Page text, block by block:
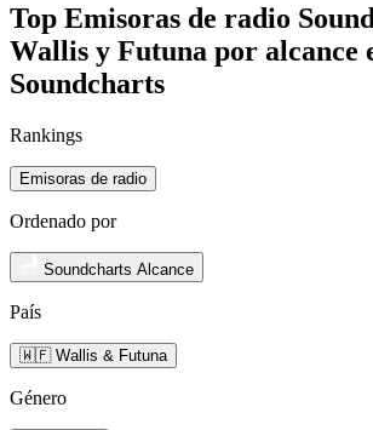
Top Emisoras de radio
Wallis y Futuna por alcance
Soundcharts
Rankings
Emisoras de radio
Ordenado por
Soundcharts Alcance
País
🇼🇫 Wallis & Futuna
Género